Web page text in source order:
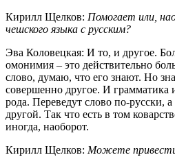
Кирилл Щелков: Помогает или,
чешского языка с русским?
Эва Коловецкая: И то, и другое.
омонимия – это действительно
слово, думаю, что его знают. Но
совершенно другое. И грамматика
рода. Переведут слово по-русски,
другой. Так что есть в том
иногда, наоборот.
Кирилл Щелков: Можете